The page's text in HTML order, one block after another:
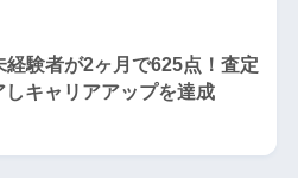
経験者が2ヶ月で625点！査定
しキャリアアップを達成